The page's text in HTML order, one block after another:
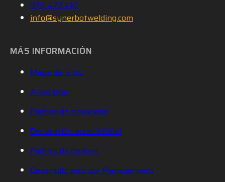
976 473 410
info@synerbotwelding.com
MÁS INFORMACIÓN
Mapa del sitio
Aviso legal
Política de privacidad
Declaración accesibilidad
Política de cookies
Desarrollo web por Piensaenweb